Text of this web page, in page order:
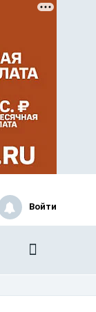
Войти